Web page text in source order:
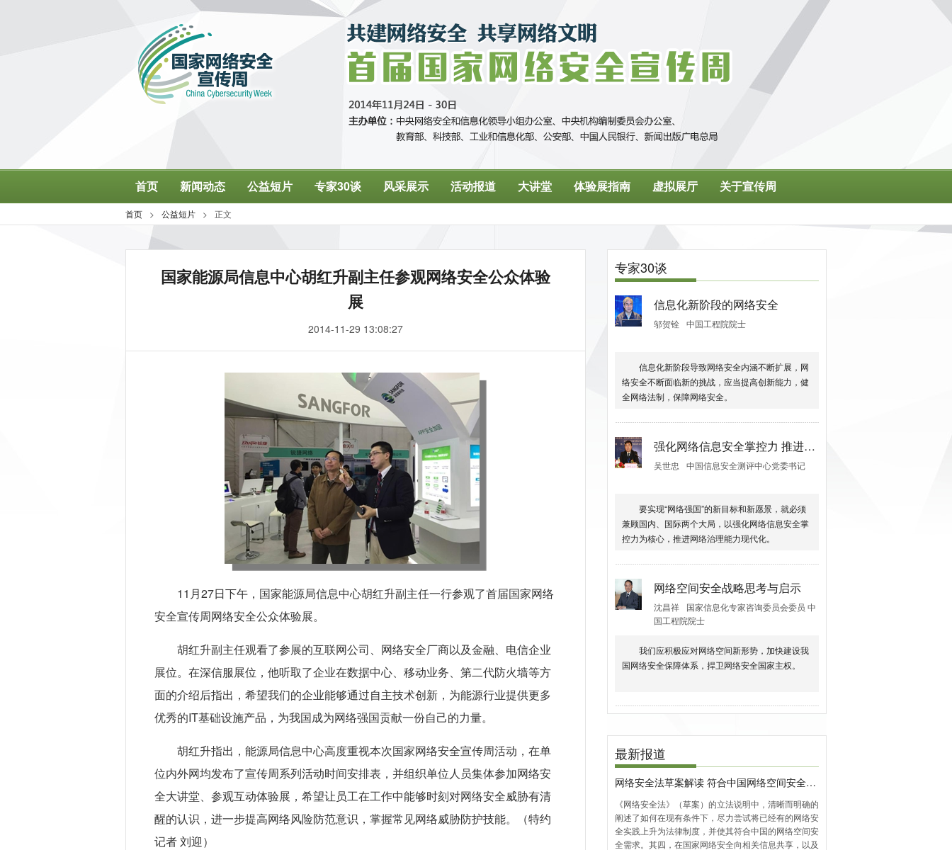
国家能源局信息中心胡红升副主任参观网络安全公众体验
展
2014-11-29 13:08:27
11月27日下午，国家能源局信息中心胡红升副主任一行参观了首届国家网络
安全宣传周网络安全公众体验展。
胡红升副主任观看了参展的互联网公司、网络安全厂商以及金融、电信企业
展位。在深信服展位，他听取了企业在数据中心、移动业务、第二代防火墙等方
面的介绍后指出，希望我们的企业能够通过自主技术创新，为能源行业提供更多
优秀的IT基础设施产品，为我国成为网络强国贡献一份自己的力量。
胡红升指出，能源局信息中心高度重视本次国家网络安全宣传周活动，在单
位内外网均发布了宣传周系列活动时间安排表，并组织单位人员集体参加网络安
全大讲堂、参观互动体验展，希望让员工在工作中能够时刻对网络安全威胁有清
醒的认识，进一步提高网络风险防范意识，掌握常见网络威胁防护技能。（特约
记者 刘迎）